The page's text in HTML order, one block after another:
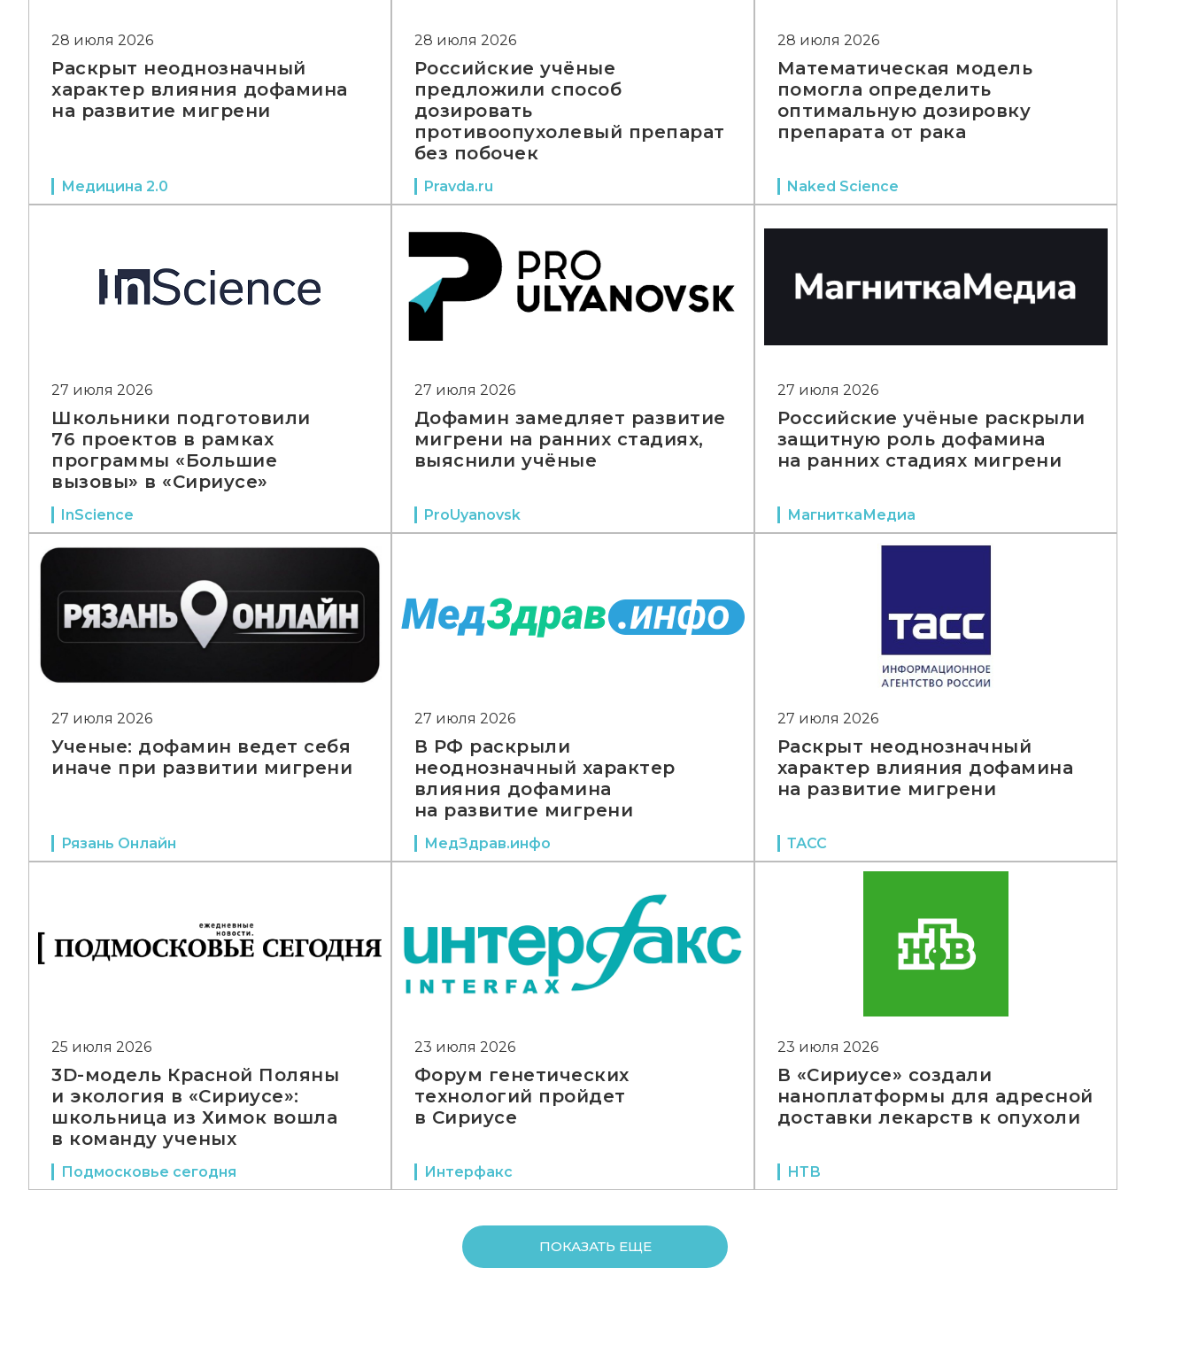
28 июля 2026
Раскрыт неоднозначный
характер влияния дофамина
на развитие мигрени
Медицина 2.0
28 июля 2026
Российские учёные
предложили способ
дозировать
противоопухолевый препарат
без побочек
Pravda.ru
28 июля 2026
Математическая модель
помогла определить
оптимальную дозировку
препарата от рака
Naked Science
27 июля 2026
Школьники подготовили
76 проектов в рамках
программы «Большие
вызовы» в «Сириусе»
InScience
27 июля 2026
Дофамин замедляет развитие
мигрени на ранних стадиях,
выяснили учёные
ProUyanovsk
27 июля 2026
Российские учёные раскрыли
защитную роль дофамина
на ранних стадиях мигрени
МагниткаМедиа
27 июля 2026
Ученые: дофамин ведет себя
иначе при развитии мигрени
Рязань Онлайн
27 июля 2026
В РФ раскрыли
неоднозначный характер
влияния дофамина
на развитие мигрени
МедЗдрав.инфо
27 июля 2026
Раскрыт неоднозначный
характер влияния дофамина
на развитие мигрени
ТАСС
25 июля 2026
3D-модель Красной Поляны
и экология в «Сириусе»:
школьница из Химок вошла
в команду ученых
Подмосковье сегодня
23 июля 2026
Форум генетических
технологий пройдет
в Сириусе
Интерфакс
23 июля 2026
В «Сириусе» создали
наноплатформы для адресной
доставки лекарств к опухоли
НТВ
ПОКАЗАТЬ ЕЩЕ